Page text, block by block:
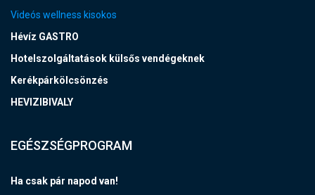
Videós wellness kisokos
Hévíz GASTRO
Hotelszolgáltatások külsős vendégeknek
Kerékpárkölcsönzés
HEVIZIBIVALY
EGÉSZSÉGPROGRAM
Ha csak pár napod van!